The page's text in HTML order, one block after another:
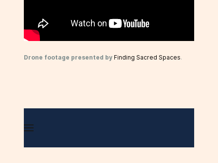
Drone footage presented by Finding Sacred Spaces.